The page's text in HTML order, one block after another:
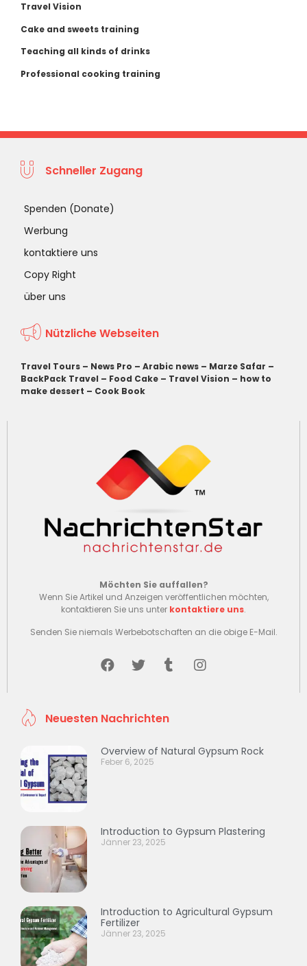
Travel Vision
Cake and sweets training
Teaching all kinds of drinks
Professional cooking training
Schneller Zugang
Spenden (Donate)
Werbung
kontaktiere uns
Copy Right
über uns
Nützliche Webseiten
Travel Tours – News Pro – Arabic news – Marze Safar –
BackPack Travel – Food Cake – Travel Vision – how to
make dessert – Cook Book
Möchten Sie auffallen?
Wenn Sie Artikel und Anzeigen veröffentlichen möchten,
kontaktieren Sie uns unter kontaktiere uns.
Senden Sie niemals Werbebotschaften an die obige E-Mail.
Neuesten Nachrichten
Overview of Natural Gypsum Rock
Feber 6, 2025
Introduction to Gypsum Plastering
Jänner 23, 2025
Introduction to Agricultural Gypsum
Fertilizer
Jänner 23, 2025